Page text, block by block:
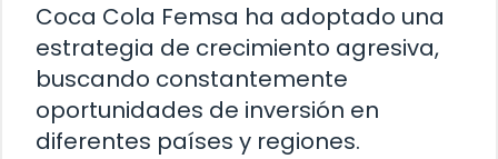
Coca Cola Femsa ha adoptado una
estrategia de crecimiento agresiva,
buscando constantemente
oportunidades de inversión en
diferentes países y regiones.